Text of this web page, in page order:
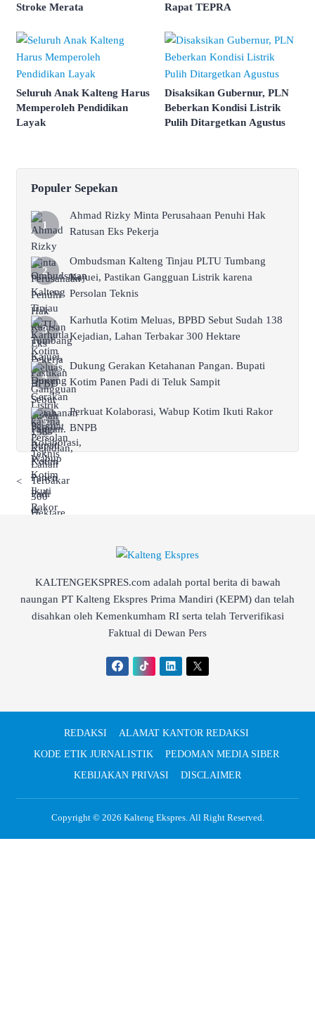
Stroke Merata
Rapat TEPRA
Seluruh Anak Kalteng Harus
Memperoleh Pendidikan
Layak
Disaksikan Gubernur, PLN
Beberkan Kondisi Listrik
Pulih Ditargetkan Agustus
Populer Sepekan
Ahmad Rizky Minta Perusahaan Penuhi Hak
Ratusan Eks Pekerja
Ombudsman Kalteng Tinjau PLTU Tumbang
Kajuei, Pastikan Gangguan Listrik karena
Persolan Teknis
Karhutla Kotim Meluas, BPBD Sebut Sudah 138
Kejadian, Lahan Terbakar 300 Hektare
Dukung Gerakan Ketahanan Pangan. Bupati
Kotim Panen Padi di Teluk Sampit
Perkuat Kolaborasi, Wabup Kotim Ikuti Rakor
BNPB
<
KALTENGEKSPRES.com adalah portal berita di bawah
naungan PT Kalteng Ekspres Prima Mandiri (KEPM) dan telah
disahkan oleh Kemenkumham RI serta telah Terverifikasi
Faktual di Dewan Pers
REDAKSI
ALAMAT KANTOR REDAKSI
KODE ETIK JURNALISTIK
PEDOMAN MEDIA SIBER
KEBIJAKAN PRIVASI
DISCLAIMER
Copyright © 2026 Kalteng Ekspres. All Right Reserved.